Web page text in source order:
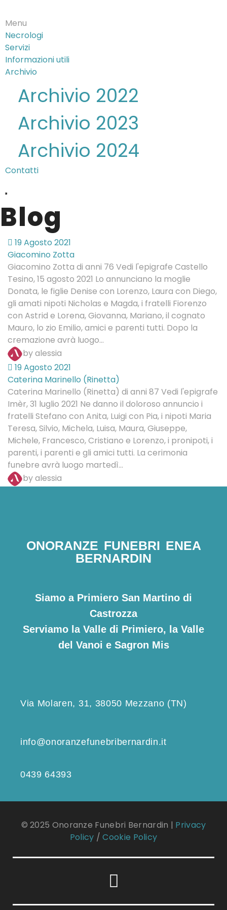
Menu
Necrologi
Servizi
Informazioni utili
Archivio
Archivio 2022
Archivio 2023
Archivio 2024
Contatti
Blog
19 Agosto 2021
Giacomino Zotta
Giacomino Zotta di anni 76 Vedi l'epigrafe Castello
Tesino, 15 agosto 2021 Lo annunciano la moglie
Donata, le figlie Denise con Lorenzo, Laura con Diego,
gli amati nipoti Nicholas e Magda, i fratelli Fiorenzo
con Astrid e Lorena, Giovanna, Mariano, il cognato
Mauro, lo zio Emilio, amici e parenti tutti. Dopo la
cremazione avrà luogo...
by alessia
19 Agosto 2021
Caterina Marinello (Rinetta)
Caterina Marinello (Rinetta) di anni 87 Vedi l'epigrafe
Imèr, 31 luglio 2021 Ne danno il doloroso annuncio i
fratelli Stefano con Anita, Luigi con Pia, i nipoti Maria
Teresa, Silvio, Michela, Luisa, Maura, Giuseppe,
Michele, Francesco, Cristiano e Lorenzo, i pronipoti, i
parenti, i parenti e gli amici tutti. La cerimonia
funebre avrà luogo martedì...
by alessia
ONORANZE FUNEBRI ENEA
BERNARDIN
Siamo a Primiero San Martino di
Castrozza
Serviamo la Valle di Primiero, la Valle
del Vanoi e Sagron Mis
Via Molaren, 31, 38050 Mezzano (TN)
info@onoranzefunebribernardin.it
0439 64393
© 2025 Onoranze Funebri Bernardin | Privacy
Policy /Cookie Policy